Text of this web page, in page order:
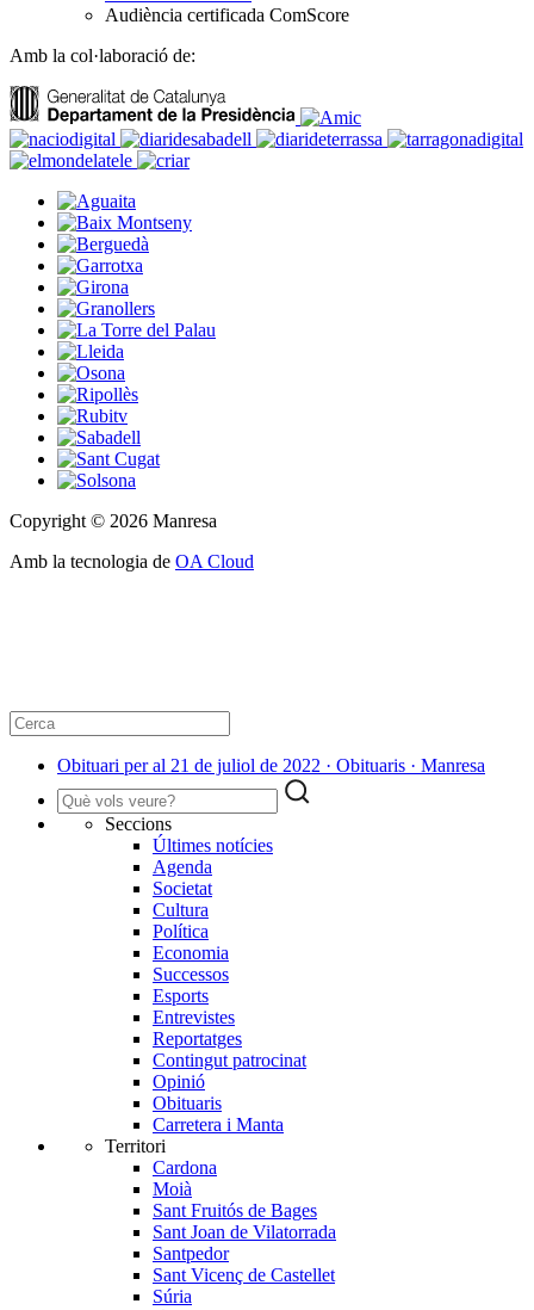
Audiència certificada ComScore
Amb la col·laboració de:
Copyright © 2026 Manresa
Amb la tecnologia de OA Cloud
Obituari per al 21 de juliol de 2022 · Obituaris · Manresa
Seccions
Últimes notícies
Agenda
Societat
Cultura
Política
Economia
Successos
Esports
Entrevistes
Reportatges
Contingut patrocinat
Opinió
Obituaris
Carretera i Manta
Territori
Cardona
Moià
Sant Fruitós de Bages
Sant Joan de Vilatorrada
Santpedor
Sant Vicenç de Castellet
Súria